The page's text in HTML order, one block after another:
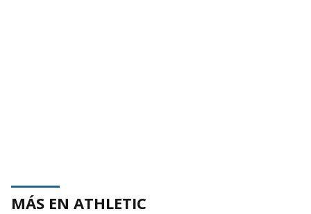
MÁS EN ATHLETIC